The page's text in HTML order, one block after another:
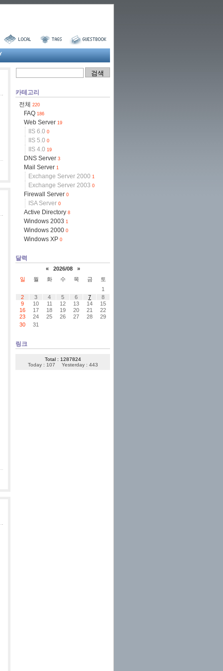
카테고리
전체
220
FAQ 186
Web Server 19
IIS 6.0 0
IIS 5.0 0
IIS 4.0 19
DNS Server 3
Mail Server 1
Exchange Server 2000 1
Exchange Server 2003 0
Firewall Server 0
ISA Server 0
Active Directory 8
Windows 2003 1
Windows 2000 0
Windows XP 0
달력
« 2026/08
»
일
월 화 수 목 금
토
1
2
3 4 5 6 7
8
9
10 11 12 13 14
15
16
17 18 19 20 21
22
23
24 25 26 27 28
29
30
31
링크
Total : 1287824
Today : 107
Yesterday : 443